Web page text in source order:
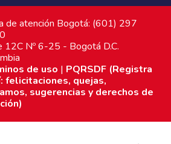
de atención Bogotá: (601) 297
12C Nº 6-25 - Bogotá D.C.
de uso | PQRSDF (Registra
felicitaciones, quejas,
sugerencias y derechos de